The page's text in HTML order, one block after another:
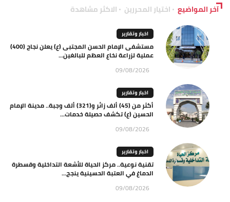
آخر المواضيع اختيار المحررين الاكثر مشاهدة
اخبار وتقارير
مستشفى الإمام الحسن المجتبى (ع) يعلن نجاح (400)
عملية لزراعة نخاع العظم للبالغين...
09/08/2026
اخبار وتقارير
أكثر من (45) ألف زائر و(321) ألف وجبة.. مدينة الإمام
الحسين (ع) تكشف حصيلة خدمات...
09/08/2026
اخبار وتقارير
تقنية نوعية.. مركز الحياة للأشعة التداخلية وقسطرة
الدماغ في العتبة الحسينية ينجح...
09/08/2026